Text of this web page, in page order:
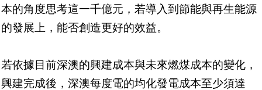
本的角度思考這一千億元，若導入到節能與再生能源
的發展上，能否創造更好的效益。
若依據目前深澳的興建成本與未來燃煤成本的變化，
興建完成後，深澳每度電的均化發電成本至少須達